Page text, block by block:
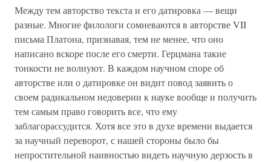
Между тем авторство текста и его датировка — вещи
разные. Многие филологи сомневаются в авторстве VII
письма Платона, признавая, тем не менее, что оно
написано вскоре после его смерти. Герцмана такие
тонкости не волнуют. В каждом научном споре об
авторстве или о датировке он видит повод заявить о
своем радикальном недоверии к науке вообще и получить
тем самым право говорить все, что ему
заблагорассудится. Хотя все это в духе времени выдается
за научный переворот, с нашей стороны было бы
непростительной наивностью видеть научную дерзость в